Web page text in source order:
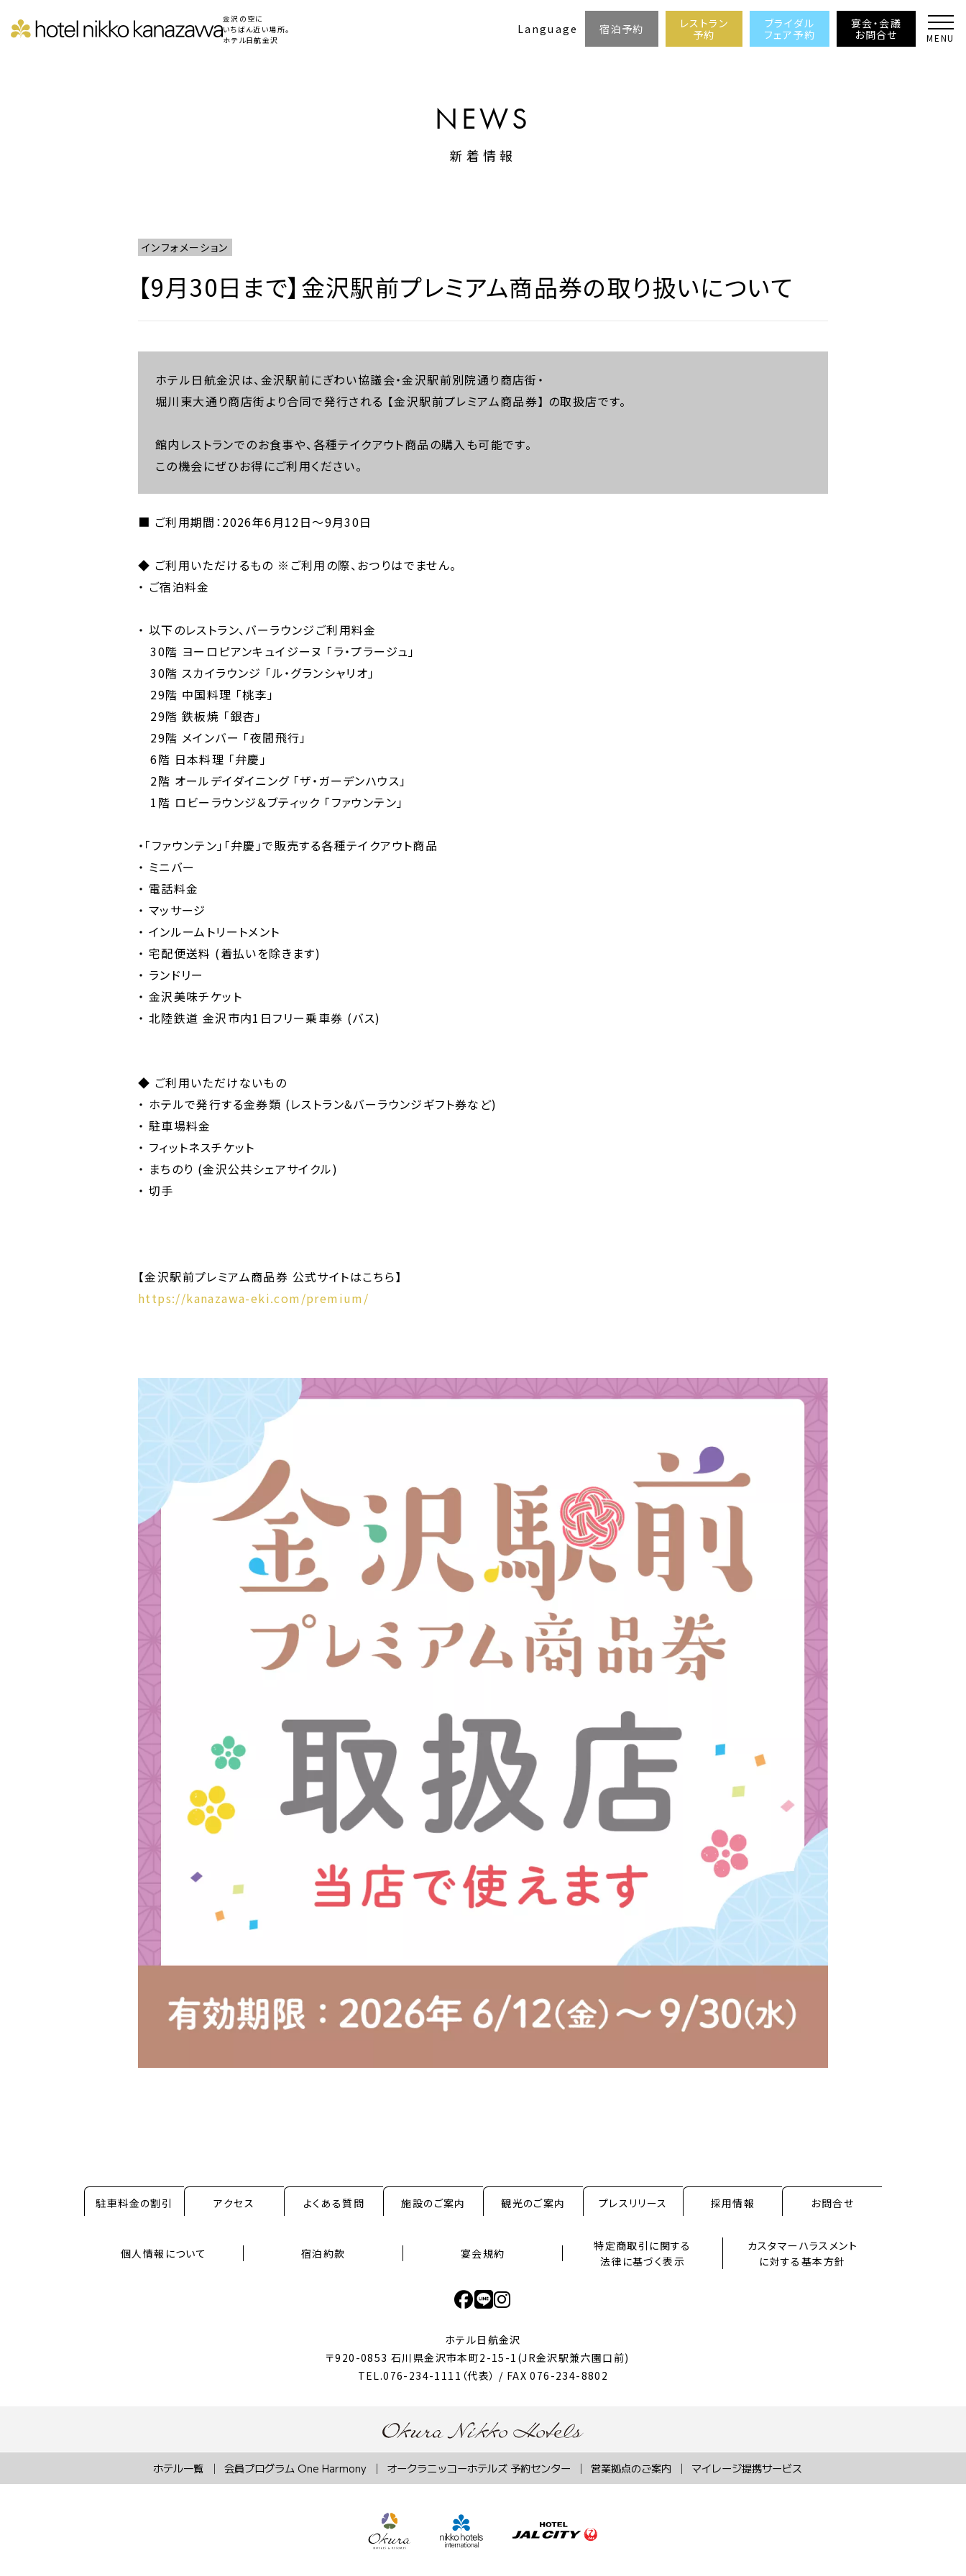
金沢の空に
いちばん近い場所。
ホテル日航金沢
Language 宿泊予約
レストラン
予約
ブライダル
フェア予約
宴会・会議
お問合せ
MENU
NEWS
新着情報
インフォメーション
【9月30日まで】金沢駅前プレミアム商品券の取り扱いについて
ホテル日航金沢は、金沢駅前にぎわい協議会・金沢駅前別院通り商店街・
堀川東大通り商店街より合同で発行される 【金沢駅前プレミアム商品券】 の取扱店です。
館内レストランでのお食事や、各種テイクアウト商品の購入も可能です。
この機会にぜひお得にご利用ください。
■ ご利用期間：2026年6月12日～9月30日
◆ ご利用いただけるもの ※ご利用の際、おつりはでません。
・ ご宿泊料金
・ 以下のレストラン、バーラウンジご利用料金
30階 ヨーロピアンキュイジーヌ 「ラ・プラージュ」
30階 スカイラウンジ 「ル・グランシャリオ」
29階 中国料理 「桃李」
29階 鉄板焼 「銀杏」
29階 メインバー 「夜間飛行」
6階 日本料理 「弁慶」
2階 オールデイダイニング 「ザ・ガーデンハウス」
1階 ロビーラウンジ＆ブティック 「ファウンテン」
・「ファウンテン」「弁慶」で販売する各種テイクアウト商品
・ ミニバー
・ 電話料金
・ マッサージ
・ インルームトリートメント
・ 宅配便送料 (着払いを除きます)
・ ランドリー
・ 金沢美味チケット
・ 北陸鉄道 金沢市内1日フリー乗車券 (バス)
◆ ご利用いただけないもの
・ ホテルで発行する金券類 (レストラン&バーラウンジギフト券など)
・ 駐車場料金
・ フィットネスチケット
・ まちのり (金沢公共シェアサイクル)
・ 切手
【金沢駅前プレミアム商品券 公式サイトはこちら】
https://kanazawa-eki.com/premium/
駐車料金の割引 アクセス よくある質問 施設のご案内 観光のご案内 プレスリリース 採用情報 お問合せ
個人情報について 宿泊約款 宴会規約
特定商取引に関する
法律に基づく表示
カスタマーハラスメント
に対する基本方針
ホテル日航金沢
〒920-0853 石川県金沢市本町2-15-1 (JR金沢駅兼六園口前)
TEL.076-234-1111（代表） / FAX 076-234-8802